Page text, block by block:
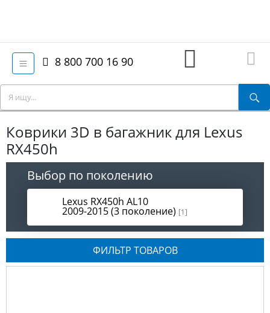
8 800 700 16 90
Коврики 3D в багажник для Lexus
RX450h
Выбор по поколению
Lexus RX450h AL10
2009-2015 (3 поколение) [1]
ФИЛЬТР ТОВАРОВ